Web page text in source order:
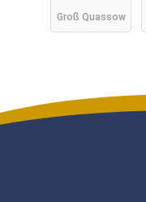
Groß Quassow